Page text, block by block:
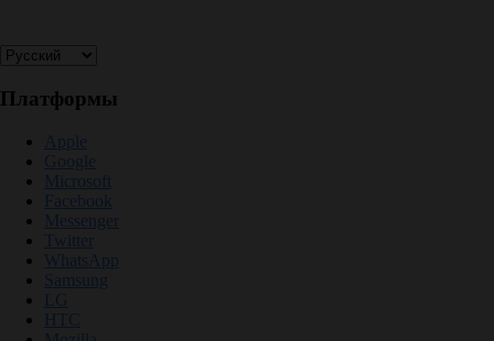
Платформы
Apple
Google
Microsoft
Facebook
Messenger
Twitter
WhatsApp
Samsung
LG
HTC